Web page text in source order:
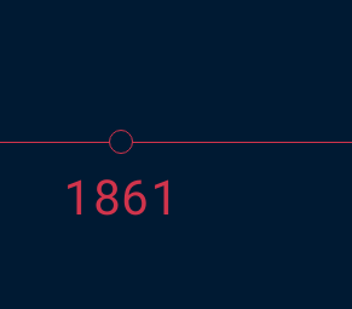
1861